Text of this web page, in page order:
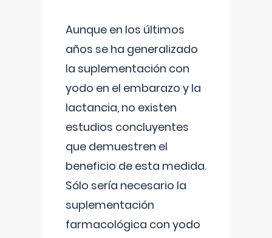
Aunque en los últimos
años se ha generalizado
la suplementación con
yodo en el embarazo y la
lactancia, no existen
estudios concluyentes
que demuestren el
beneficio de esta medida.
Sólo sería necesario la
suplementación
farmacológica con yodo